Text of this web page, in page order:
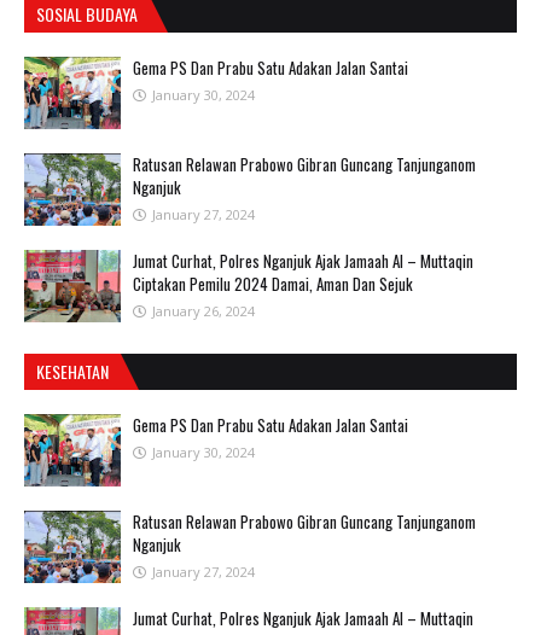
SOSIAL BUDAYA
Gema PS Dan Prabu Satu Adakan Jalan Santai
January 30, 2024
Ratusan Relawan Prabowo Gibran Guncang Tanjunganom
Nganjuk
January 27, 2024
Jumat Curhat, Polres Nganjuk Ajak Jamaah Al – Muttaqin
Ciptakan Pemilu 2024 Damai, Aman Dan Sejuk
January 26, 2024
KESEHATAN
Gema PS Dan Prabu Satu Adakan Jalan Santai
January 30, 2024
Ratusan Relawan Prabowo Gibran Guncang Tanjunganom
Nganjuk
January 27, 2024
Jumat Curhat, Polres Nganjuk Ajak Jamaah Al – Muttaqin